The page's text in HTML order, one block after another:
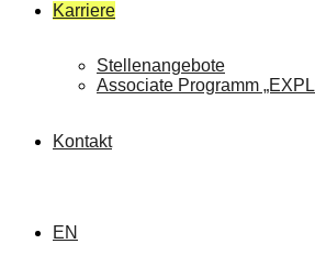
Karriere
Stellenangebote
Associate Programm
Kontakt
EN